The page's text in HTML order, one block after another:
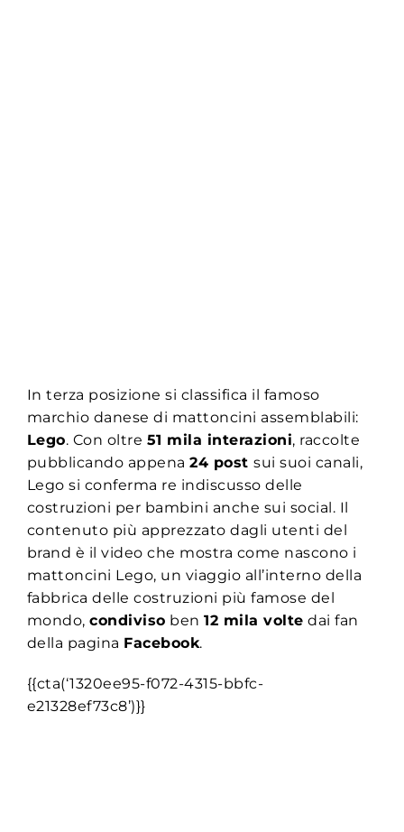
In terza posizione si classifica il famoso
marchio danese di mattoncini assemblabili:
Lego. Con oltre 51 mila interazioni, raccolte
pubblicando appena24 postsui suoi canali,
Lego si conferma re indiscusso delle
costruzioni per bambini anche sui social. Il
contenuto più apprezzato dagli utenti del
brand è il video che mostra come nascono i
mattoncini Lego, un viaggio all’interno della
fabbrica delle costruzioni più famose del
mondo,condiviso ben12 mila volte dai fan
della pagina Facebook.
{{cta(‘1320ee95-f072-4315-bbfc-
e21328ef73c8’)}}